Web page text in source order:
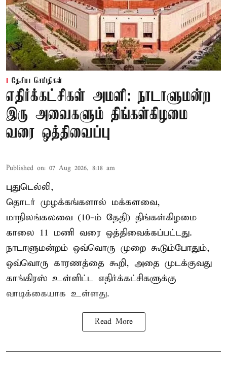
தேசிய செய்திகள்
எதிர்க்கட்சிகள் அமளி: நாடாளுமன்ற
இரு அவைகளும் திங்கள்கிழமை
வரை ஒத்திவைப்பு
Published on: 07 Aug 2026, 8:18 am
புதுடெல்லி,
தொடர் முழக்கங்களால் மக்களவை,
மாநிலங்கலவை (10-ம் தேதி) திங்கள்கிழமை
காலை 11 மணி வரை ஒத்திவைக்கப்பட்டது.
நாடாளுமன்றம் ஒவ்வொரு முறை கூடும்போதும்,
ஒவ்வொரு காரணத்தை கூறி, அதை முடக்குவது
காங்கிரஸ் உள்ளிட்ட எதிர்க்கட்சிகளுக்கு
வாடிக்கையாக உள்ளது.
Read More